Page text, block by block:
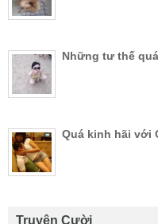
Những tư thế
Quá kinh hãi với
Truyên Cười